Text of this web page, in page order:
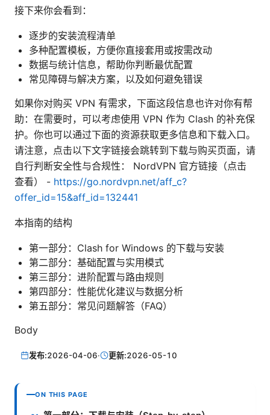
接下来你会看到：
逐步的安装流程清单
多种配置模板，方便你直接套用或按需改动
数据与统计信息，帮助你判断最优配置
常见障碍与解决方案，以及如何避免错误
如果你对购买 VPN 有需求，下面这段信息也许对你有帮
助：在需要时，可以考虑使用 VPN 作为 Clash 的补充保
护。你也可以通过下面的资源获取更多信息和下载入口。
请注意，点击以下文字链接会跳转到下载与购买页面，请
自行判断安全性与合规性： NordVPN 官方链接（点击
查看） - https://go.nordvpn.net/aff_c?
offer_id=15&aff_id=132441
本指南的结构
第一部分：Clash for Windows 的下载与安装
第二部分：基础配置与实用模式
第三部分：进阶配置与路由规则
第四部分：性能优化建议与数据分析
第五部分：常见问题解答（FAQ）
Body
发布:2026-04-06· 更新:2026-05-10
ON THIS PAGE